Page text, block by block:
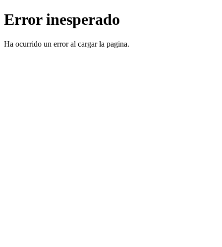
Error inesperado
Ha ocurrido un error al cargar la pagina.